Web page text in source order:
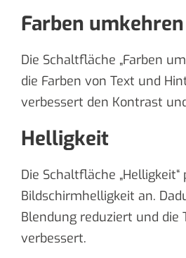
Farben umkehren
Die Schaltfläche „Farben
die Farben von Text und
verbessert den Kontrast
Helligkeit
Die Schaltfläche „Helligkeit“
Bildschirmhelligkeit an.
Blendung reduziert und die
verbessert.